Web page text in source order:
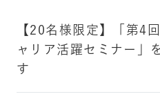
【20名様限定】「第4
ャリア活躍セミナー」
す